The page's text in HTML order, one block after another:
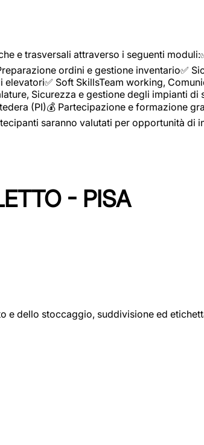
e trasversali attraverso i seguenti
ordini e gestione inventario✅
Soft SkillsTeam working,
Sicurezza e gestione degli impianti
(PI)💰 Partecipazione e formazione
saranno valutati per opportunità di
- PISA
dello stoccaggio, suddivisione ed